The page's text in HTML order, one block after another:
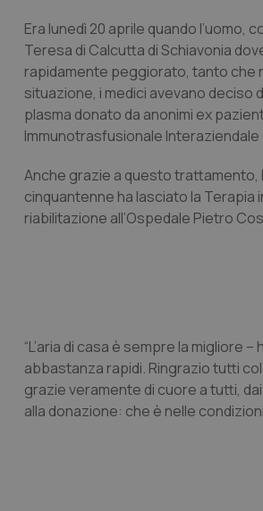
Era lunedì 20 aprile quando
Teresa di Calcutta di Schiavonia
rapidamente peggiorato, tanto che
situazione, i medici avevano deciso
plasma donato da anonimi ex
Immunotrasfusionale
Anche grazie a questo trattamento,
cinquantenne ha lasciato la
riabilitazione all’Ospedale Pietro
“L’aria di casa è sempre la migliore
abbastanza rapidi. Ringrazio tutti
grazie veramente di cuore a tutti,
alla donazione: che è nelle